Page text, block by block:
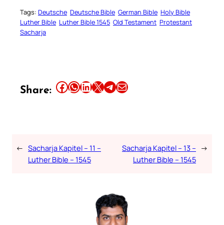
Tags: Deutsche Deutsche Bible German Bible Holy Bible
Luther Bible Luther Bible 1545 Old Testament Protestant
Sacharja
Share: Share this article on Facebook Share this article on WhatsApp Share this article on LinkedIn Share this article on X Share this article on TelegramEmail this Article
← Sacharja Kapitel – 11 –
Luther Bible – 1545
Sacharja Kapitel – 13 –
Luther Bible – 1545
→